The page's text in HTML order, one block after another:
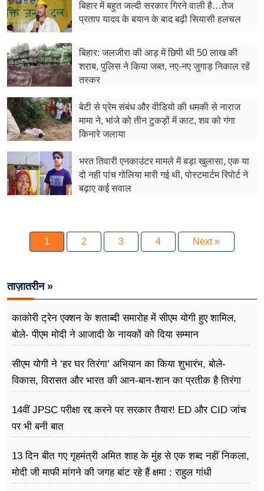
बिहार में बहुत जल्दी सरकार गिरने वाली है…तेज
प्रताप यादव के बयान के बाद बढ़ी सियासी हलचल
बिहार: जलजीरा की आड़ में छिपी थी 50 लाख की
शराब, पुलिस ने किया जब्त, नए-नए जुगाड़ निकाल रहें
तस्कर
बेटी से प्रेम संबंध और वीडियो की धमकी से नाराज
मामा ने, भांजे को तीन टुकड़ों में काट, शव को गंगा
किनारे जलाया
भरत तिवारी एनकाउंटर मामले में बड़ा खुलासा, एक या
दो नही पांच गोलिया मारी गई थी, पोस्टमार्टम रिपोर्ट ने
बढ़ाए कई सवाल
1 2 3 4 Next »
ताज़ातरीन »
काकोरी ट्रेन एक्शन के शताब्दी समारोह में सीएम योगी हुए शामिल,
बोले- पीएम मोदी ने आजादी के नायकों को दिया सम्मान
सीएम योगी ने ‘हर घर तिरंगा’ अभियान का किया शुभारंभ, बोले-
विकास, विरासत और भारत की आन-बान-शान का प्रतीक है तिरंगा
14वीं JPSC परीक्षा रद्द करने पर सरकार तैयार! ED और CID जांच
पर भी बनी बात
13 दिन बीत गए गृहमंत्री अमित शाह के मुंह से एक शब्द नहीं निकला,
मोदी जी माफी मांगने की जगह बांट रहे हैं क्षमा : राहुल गांधी